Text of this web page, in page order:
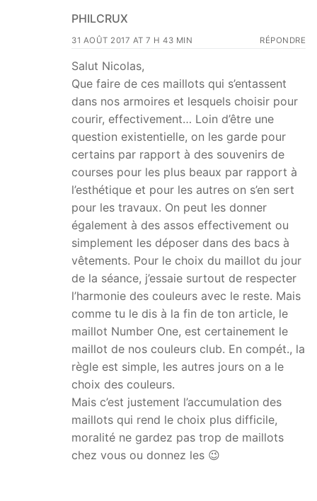
PHILCRUX
31 AOÛT 2017 AT 7 H 43 MIN RÉPONDRE
Salut Nicolas,
Que faire de ces maillots qui s’entassent
dans nos armoires et lesquels choisir pour
courir, effectivement… Loin d’être une
question existentielle, on les garde pour
certains par rapport à des souvenirs de
courses pour les plus beaux par rapport à
l’esthétique et pour les autres on s’en sert
pour les travaux. On peut les donner
également à des assos effectivement ou
simplement les déposer dans des bacs à
vêtements. Pour le choix du maillot du jour
de la séance, j’essaie surtout de respecter
l’harmonie des couleurs avec le reste. Mais
comme tu le dis à la fin de ton article, le
maillot Number One, est certainement le
maillot de nos couleurs club. En compét., la
règle est simple, les autres jours on a le
choix des couleurs.
Mais c’est justement l’accumulation des
maillots qui rend le choix plus difficile,
moralité ne gardez pas trop de maillots
chez vous ou donnez les 😉